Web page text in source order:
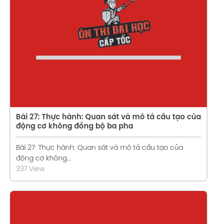
Xem chi tiết
Bài 27: Thực hành: Quan sát và mô tả cấu tạo của
động cơ không đồng bộ ba pha
Bài 27: Thực hành: Quan sát và mô tả cấu tạo của
động cơ không...
337 View